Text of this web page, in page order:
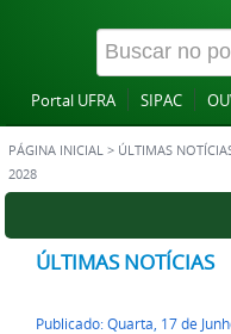
Portal UFRA SIPAC
PÁGINA INICIAL > ÚLTIMAS
2028
ÚLTIMAS NOTÍCIAS
Publicado: Quarta, 17 de